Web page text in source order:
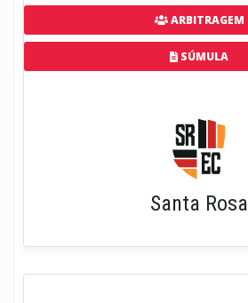
ARBITRAGEM
SÚMULA
Santa Rosa